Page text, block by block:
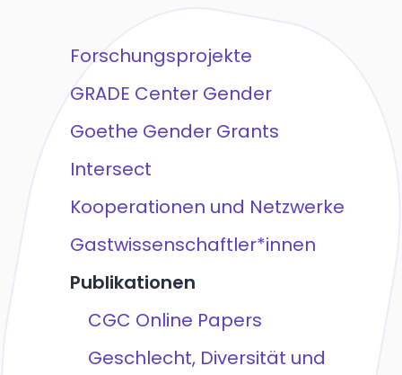
Forschungsprojekte
GRADE Center Gender
Goethe Gender Grants
Intersect
Kooperationen und Netzwerke
Gastwissenschaftler*innen
Publikationen
CGC Online Papers
Geschlecht, Diversität und